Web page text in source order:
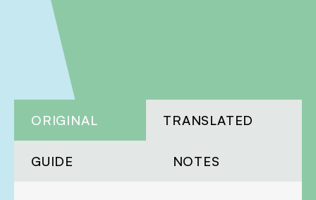
ORIGINAL TRANSLATED
GUIDE NOTES